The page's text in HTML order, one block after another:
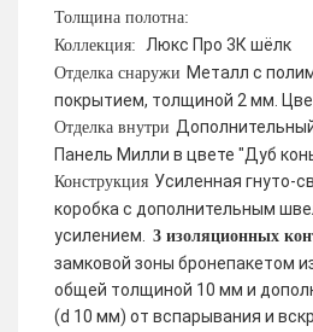
Толщина полотна:
Коллекция:
Люкс Про 3К шёлк
Отделка снаружи Металл с
покрытием, толщиной 2 мм.
Отделка внутри
Панель Милли в цвете "Дуб
Конструкция Усиленная гнуто-
коробка с дополнительным
усилением. 3 изоляционных
замковой зоны бронепакетом
общей толщиной 10 мм и
(d 10 мм) от вспарывания и